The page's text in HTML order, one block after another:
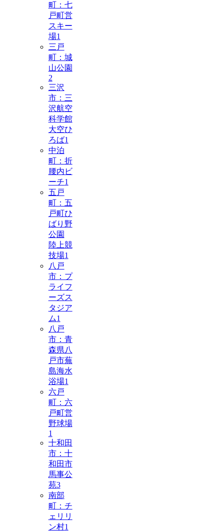
町：七
戸町営
スキー
場1
三戸
町：城
山公園
2
三沢
市：三
沢航空
科学館
大空ひ
ろば1
中泊
町：折
腰内ビ
ーチ1
五戸
町：五
戸町ひ
ばり野
公園
陸上競
技場1
八戸
市：プ
ライフ
ーズス
タジア
ム1
八戸
市：青
森県八
戸市蕪
島海水
浴場1
六戸
町：六
戸町営
野球場
1
十和田
市：十
和田市
馬事公
苑3
南部
町：チ
ェリリ
ン村1